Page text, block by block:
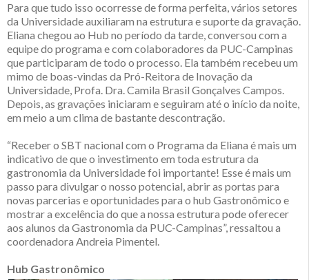
Para que tudo isso ocorresse de forma perfeita, vários setores
da Universidade auxiliaram na estrutura e suporte da gravação.
Eliana chegou ao Hub no período da tarde, conversou com a
equipe do programa e com colaboradores da PUC-Campinas
que participaram de todo o processo. Ela também recebeu um
mimo de boas-vindas da Pró-Reitora de Inovação da
Universidade, Profa. Dra. Camila Brasil Gonçalves Campos.
Depois, as gravações iniciaram e seguiram até o início da noite,
em meio a um clima de bastante descontração.
“Receber o SBT nacional com o Programa da Eliana é mais um
indicativo de que o investimento em toda estrutura da
gastronomia da Universidade foi importante! Esse é mais um
passo para divulgar o nosso potencial, abrir as portas para
novas parcerias e oportunidades para o hub Gastronômico e
mostrar a excelência do que a nossa estrutura pode oferecer
aos alunos da Gastronomia da PUC-Campinas”, ressaltou a
coordenadora Andreia Pimentel.
Hub Gastronômico